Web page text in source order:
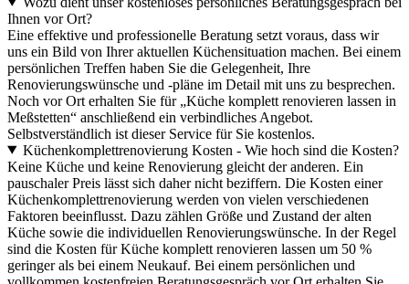
Ihnen vor Ort?
Eine effektive und professionelle Beratung setzt voraus, dass wir
uns ein Bild von Ihrer aktuellen Küchensituation machen. Bei einem
persönlichen Treffen haben Sie die Gelegenheit, Ihre
Renovierungswünsche und -pläne im Detail mit uns zu besprechen.
Noch vor Ort erhalten Sie für „Küche komplett renovieren lassen in
Meßstetten“ anschließend ein verbindliches Angebot.
Selbstverständlich ist dieser Service für Sie kostenlos.
Küchenkomplettrenovierung Kosten - Wie hoch sind die Kosten?
Keine Küche und keine Renovierung gleicht der anderen. Ein
pauschaler Preis lässt sich daher nicht beziffern. Die Kosten einer
Küchenkomplettrenovierung werden von vielen verschiedenen
Faktoren beeinflusst. Dazu zählen Größe und Zustand der alten
Küche sowie die individuellen Renovierungswünsche. In der Regel
sind die Kosten für Küche komplett renovieren lassen um 50 %
geringer als bei einem Neukauf. Bei einem persönlichen und